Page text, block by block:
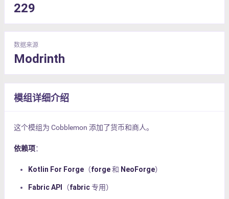
229
数据来源
Modrinth
模组详细介绍
这个模组为 Cobblemon 添加了货币和商人。
依赖项：
Kotlin For Forge （forge和 NeoForge）
Fabric API （fabric专用）